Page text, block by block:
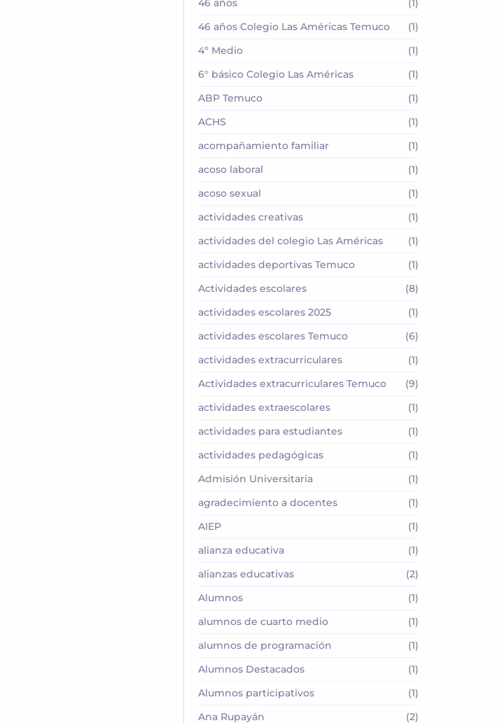
46 años
(1)
46 años Colegio Las Américas Temuco
(1)
4º Medio
(1)
6° básico Colegio Las Américas
(1)
ABP Temuco
(1)
ACHS
(1)
acompañamiento familiar
(1)
acoso laboral
(1)
acoso sexual
(1)
actividades creativas
(1)
actividades del colegio Las Américas
(1)
actividades deportivas Temuco
(1)
Actividades escolares
(8)
actividades escolares 2025
(1)
actividades escolares Temuco
(6)
actividades extracurriculares
(1)
Actividades extracurriculares Temuco
(9)
actividades extraescolares
(1)
actividades para estudiantes
(1)
actividades pedagógicas
(1)
Admisión Universitaria
(1)
agradecimiento a docentes
(1)
AIEP
(1)
alianza educativa
(1)
alianzas educativas
(2)
Alumnos
(1)
alumnos de cuarto medio
(1)
alumnos de programación
(1)
Alumnos Destacados
(1)
Alumnos participativos
(1)
Ana Rupayán
(2)